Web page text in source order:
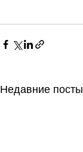
Недавние посты